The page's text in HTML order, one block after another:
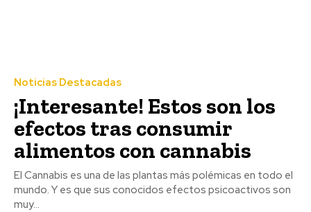
Noticias Destacadas
¡Interesante! Estos son los
efectos tras consumir
alimentos con cannabis
El Cannabis es una de las plantas más polémicas en todo el
mundo. Y es que sus conocidos efectos psicoactivos son
muy...